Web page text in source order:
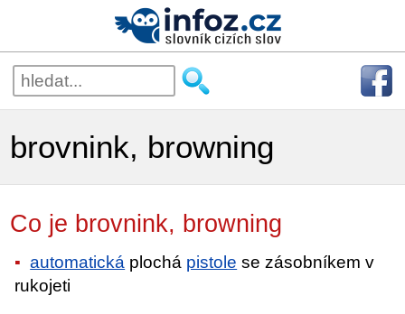
brovnink, browning
Co je brovnink, browning
automatická plochá pistole se zásobníkem v
rukojeti